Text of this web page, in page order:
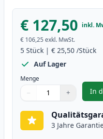
€ 127,50 inkl.
€ 106,25 exkl. MwSt.
5 Stück | € 25,50 /Stück
Auf Lager
Menge
Verwenden Sie die
− +
1
In
3 Jahre